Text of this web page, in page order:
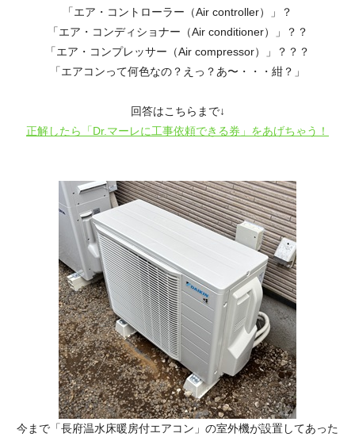
「エア・コントローラー（Air controller）」？
「エア・コンディショナー（Air conditioner）」？？
「エア・コンプレッサー（Air compressor）」？？？
「エアコンって何色なの？えっ？あ〜・・・紺？」
回答はこちらまで↓
正解したら「Dr.マーレに工事依頼できる券」をあげちゃう！
今まで「長府温水床暖房付エアコン」の室外機が設置してあった